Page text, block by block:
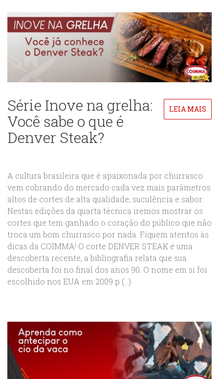
Série Inove na grelha:
Você sabe o que é
Denver Steak?
LEIA MAIS
A cultura brasileira que é apaixonada por churrasco
vem cobrando do mercado cada vez mais parâmetros
altos de cortes de alta qualidade, suculência e sabor.
Nestas edições da quarta técnica iremos mostrar os
cortes que tem ganhado o coração do público que não
troca um bom churrasco por nada. Fiquem atentos às
dicas da COIMMA! O corte DENVER STEAK é uma
descoberta recente, a bibliografia relata que sua
descoberta foi no final dos anos 90. O nome em si foi
escolhido nos EUA em 2009 p (...)